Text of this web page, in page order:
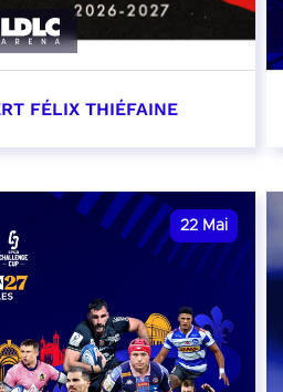
FÉLIX THIÉFAINE
22 Mai